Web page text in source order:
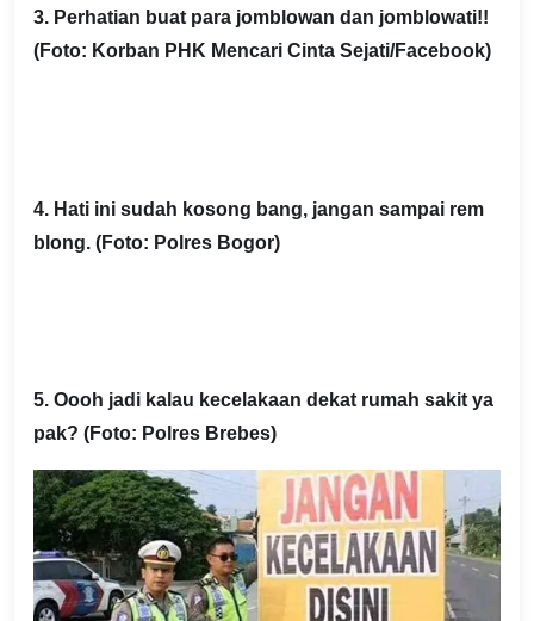
3. Perhatian buat para jomblowan dan jomblowati!!
(Foto: Korban PHK Mencari Cinta Sejati/Facebook)
4. Hati ini sudah kosong bang, jangan sampai rem
blong. (Foto: Polres Bogor)
5. Oooh jadi kalau kecelakaan dekat rumah sakit ya
pak? (Foto: Polres Brebes)